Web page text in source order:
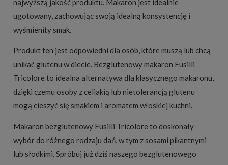
najwyższą jakość produktu. Makaron jest idealnie
ugotowany, zachowując swoją idealną konsystencję i
wyśmienity smak.
Produkt ten jest odpowiedni dla osób, które muszą lub chcą
unikać glutenu w diecie. Bezglutenowy makaron Fusilli
Tricolore to idealna alternatywa dla klasycznego makaronu,
dzięki czemu osoby z celiakią lub nietolerancją glutenu
mogą cieszyć się smakiem i aromatem włoskiej kuchni.
Makaron bezglutenowy Fusilli Tricolore to doskonały
wybór do różnego rodzaju dań, w tym z sosami pikantnymi
lub słodkimi. Spróbuj już dziś naszego bezglutenowego